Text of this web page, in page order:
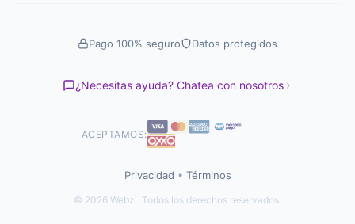
Pago 100% seguro Datos protegidos
¿Necesitas ayuda? Chatea con nosotros
ACEPTAMOS:
Privacidad • Términos
© 2026 Webzi. Todos los derechos reservados.